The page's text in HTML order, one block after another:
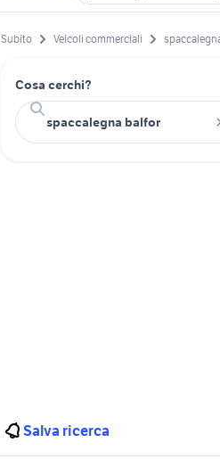
Subito Veicoli commerciali
Cosa cerchi?
Salva ricerca